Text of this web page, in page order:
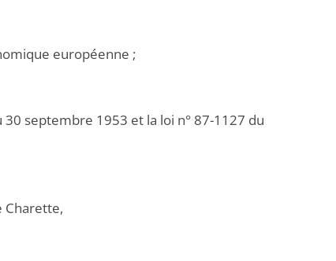
européenne ;
septembre 1953 et la loi n° 87-1127 du
Charette,